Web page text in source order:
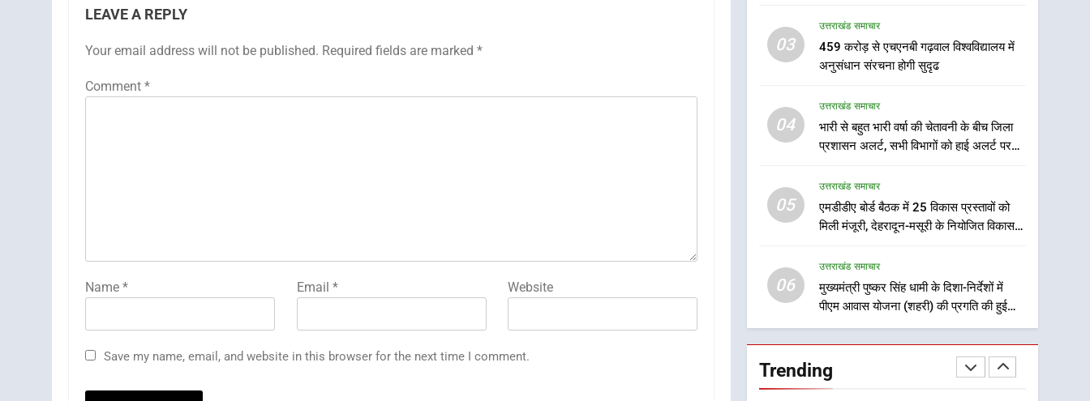
LEAVE A REPLY
Your email address will not be published. Required fields are marked *
Comment *
Name * Email * Website
Save my name, email, and website in this browser for the next time I comment.
सुनिश्चित करने के निर्देश, सुरक्षा मानकों से कोई
समझौता नहींः डीएम
03
उत्तराखंड समाचार
459 करोड़ से एचएनबी गढ़वाल विश्वविद्यालय में
अनुसंधान संरचना होगी सुदृढ
04
उत्तराखंड समाचार
भारी से बहुत भारी वर्षा की चेतावनी के बीच जिला
प्रशासन अलर्ट, सभी विभागों को हाई अलर्ट पर
05
उत्तराखंड समाचार
एमडीडीए बोर्ड बैठक में 25 विकास प्रस्तावों को
मिली मंजूरी, देहरादून-मसूरी के नियोजित विकास
06
उत्तराखंड समाचार
मुख्यमंत्री पुष्कर सिंह धामी के दिशा-निर्देशों में
पीएम आवास योजना (शहरी) की प्रगति की हुई
समीक्षा
Trending
मिलेगी रफ्तार
6
मुख्यमंत्री पुष्कर सिंह धामी के
योजना (शहरी) की प्रगति की हुई
समीक्षा
उत्तराखंड समाचार
7
बैरागीवाला हत्याकांड के फरार चल
उत्तराखंड समाचार
को देहरादून में स्कूल बंद
उत्तराखंड समाचार
1
मुख्यमंत्री धामी बोले- युवाओं को
रोजगार देना सरकार की सर्वोच्च
प्राथमिकता, आने वाले महीनों में